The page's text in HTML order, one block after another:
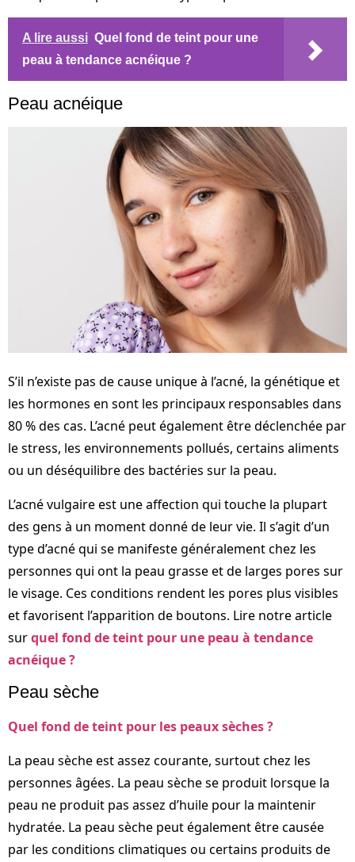
A lire aussi Quel fond de teint pour une
peau à tendance acnéique ?
Peau acnéique
S’il n’existe pas de cause unique à l’acné, la génétique et
les hormones en sont les principaux responsables dans
80 % des cas. L’acné peut également être déclenchée par
le stress, les environnements pollués, certains aliments
ou un déséquilibre des bactéries sur la peau.
L’acné vulgaire est une affection qui touche la plupart
des gens à un moment donné de leur vie. Il s’agit d’un
type d’acné qui se manifeste généralement chez les
personnes qui ont la peau grasse et de larges pores sur
le visage. Ces conditions rendent les pores plus visibles
et favorisent l’apparition de boutons. Lire notre article
surquel fond de teint pour une peau à tendance
acnéique ?
Peau sèche
Quel fond de teint pour les peaux sèches ?
La peau sèche est assez courante, surtout chez les
personnes âgées. La peau sèche se produit lorsque la
peau ne produit pas assez d’huile pour la maintenir
hydratée. La peau sèche peut également être causée
par les conditions climatiques ou certains produits de